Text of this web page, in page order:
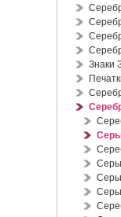
Знаки